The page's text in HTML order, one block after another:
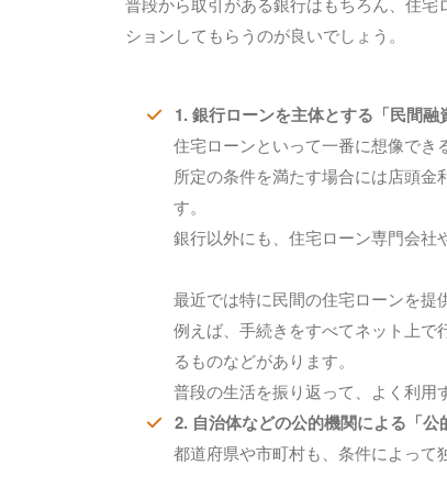
ションしてもらうのが良いでしょう。
1. 銀行ローンを主体とする「民間融
住宅ローンといって一番に想像でき
所定の条件を満たす場合には店頭
す。
銀行以外にも、住宅ローン専門会社
最近では特に民間の住宅ローンを提
例えば、手続きをすべてネット上
るものなどがあります。
普段の生活を振り返って、よく利用
2. 自治体などの公的機関による「公
都道府県や市町村も、条件によって